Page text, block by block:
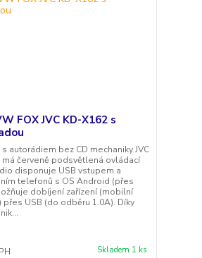
FOX JVC KD-X162 s
autorádiem bez CD mechaniky JVC
má červeně podsvětlená ovládací
disponuje USB vstupem a
telefonů s OS Android (přes
dobíjení zařízení (mobilní
USB (do odběru 1.0A). Díky
Skladem 1 ks